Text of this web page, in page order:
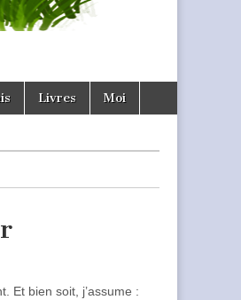
Livres Moi
Et bien soit, j’assume :